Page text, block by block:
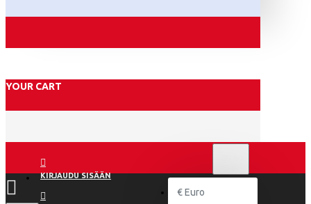
YOUR CART
KIRJAUDU SISÄÄN
€ Euro